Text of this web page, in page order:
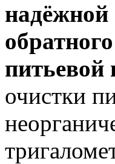
надёжной
питьевой
очистки